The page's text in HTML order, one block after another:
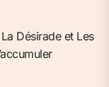
Désirade et Les